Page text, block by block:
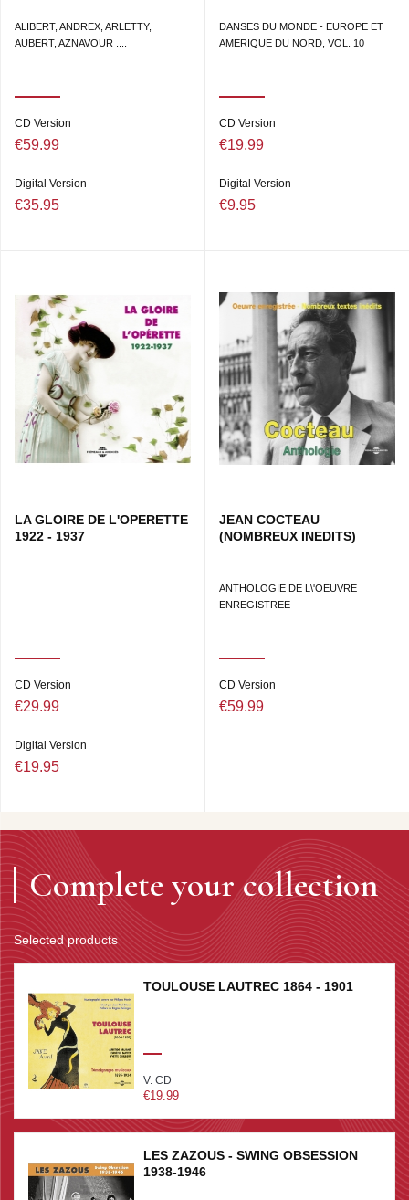
ALIBERT, ANDREX, ARLETTY,
AUBERT, AZNAVOUR ....
CD Version
€59.99
Digital Version
€35.95
DANSES DU MONDE - EUROPE ET
AMERIQUE DU NORD, VOL. 10
CD Version
€19.99
Digital Version
€9.95
LA GLOIRE DE L'OPERETTE
1922 - 1937
CD Version
€29.99
Digital Version
€19.95
JEAN COCTEAU
(NOMBREUX INEDITS)
ANTHOLOGIE DE L\'OEUVRE
ENREGISTREE
CD Version
€59.99
Complete your collection
Selected products
TOULOUSE LAUTREC 1864 - 1901
V. CD
€19.99
LES ZAZOUS - SWING OBSESSION
1938-1946